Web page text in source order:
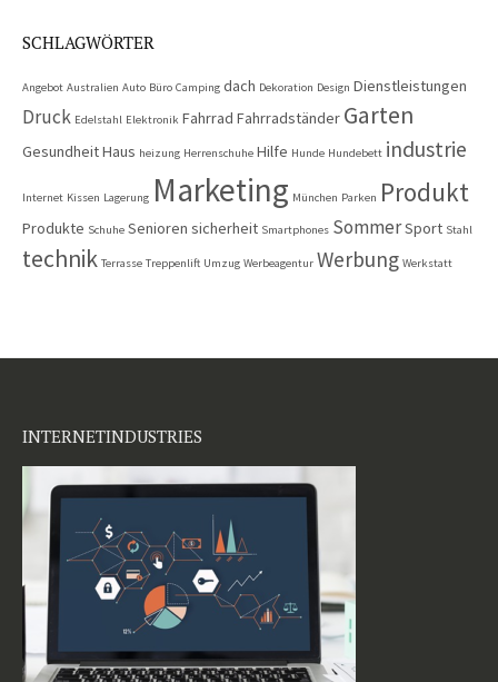
SCHLAGWÖRTER
Angebot Australien Auto Büro Camping dach Dekoration Design Dienstleistungen
Druck Edelstahl Elektronik Fahrrad Fahrradständer Garten
GesundheitHaus heizung Herrenschuhe Hilfe Hunde Hundebett industrie
Internet Kissen Lagerung Marketing München Parken Produkt
Produkte Schuhe Senioren sicherheit Smartphones SommerSport Stahl
technik Terrasse Treppenlift Umzug Werbeagentur Werbung Werkstatt
INTERNETINDUSTRIES